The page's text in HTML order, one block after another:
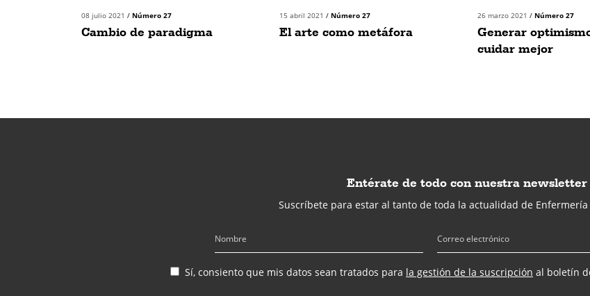
08 julio 2021 / Número 27
Cambio de paradigma
15 abril 2021 / Número 27
El arte como metáfora
26 marzo 2021 / Número 27
Generar
cuidar mejor
Entérate de todo con nuestra newsletter
Suscríbete para estar al tanto de toda la actualidad de
Sí, consiento que mis datos sean tratados para la gestión de la suscripción al boletín